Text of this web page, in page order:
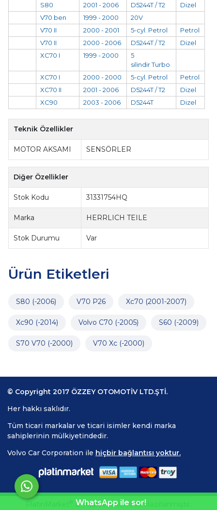
S80 2001 - 2006 D5244T / T2
Dizel
V70 ben
1999 - 2000
20V
V70 II
2000 - 2001 5-cyl. Petrol
Petrol
V70 II
2000 - 2006 D5244T / T2
Dizel
XC70 I
1999 - 2000
5
silindirTurbo
XC70 I
2000 - 2000 5-cyl. Petrol
Petrol
XC70 II
2001 - 2006 D5244T / T2
Dizel
XC90
2003 - 2006 D5244T Dizel
Teknik Özellikler
MOTOR AKSAMI SENSÖRLER
Diğer Özellikler
Stok Kodu 31331754HQ
Marka HERRLICH TEILE
Stok Durumu Var
Ürün Etiketleri
S80 (-2006) V70 P26 Xc70 (2001-2007)
Xc90 (-2014) Volvo C70 (-2005) S60 (-2009)
S70 V70 (-2000) V70 Xc (-2000)
© Copyright 2017 ÖZZEY OTOMOTİV LTD.ŞTİ.
Her hakkı saklıdır.
Tüm ticari markalar ve ticari isimler kendi marka
sahiplerinin mülkiyetindedir.
Volvo Car Corporation ile hiçbir bağlantısı yoktur.
E-Ticaret Sistemiİle Hazırlanmıştır.
WhatsApp ile sor!